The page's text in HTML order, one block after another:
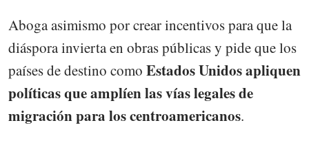
Aboga asimismo por crear incentivos para que la
diáspora invierta en obras públicas y pide que los
países de destino como Estados Unidos apliquen
políticas que amplíen las vías legales de
migración para los centroamericanos.